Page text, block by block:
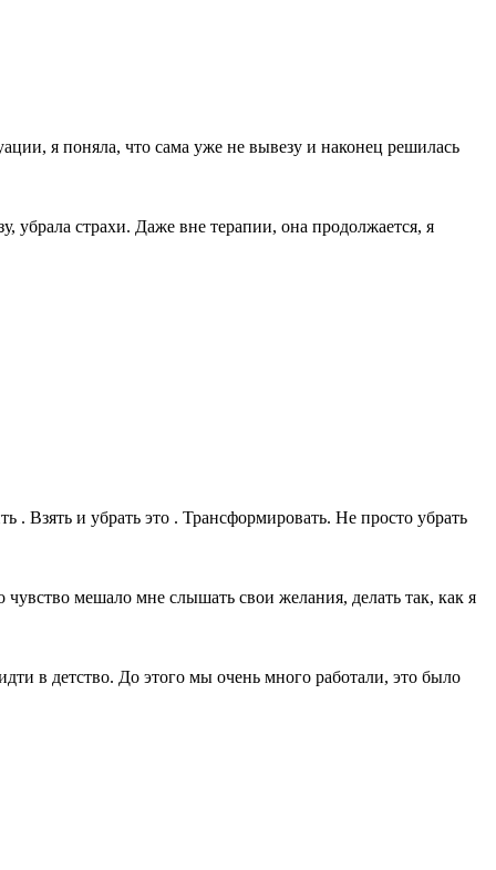
я поняла, что сама уже не вывезу и наконец решилась
убрала страхи. Даже вне терапии, она продолжается, я
и убрать это . Трансформировать. Не просто убрать
мешало мне слышать свои желания, делать так, как я
в детство. До этого мы очень много работали, это было